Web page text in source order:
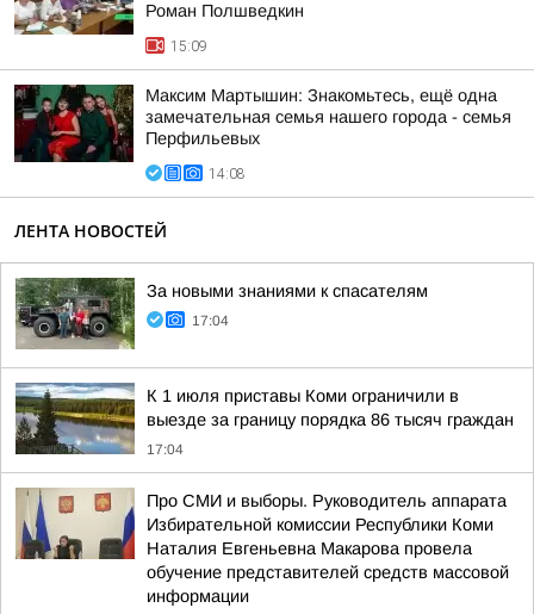
Роман Полшведкин
15:09
Максим Мартышин: Знакомьтесь, ещё одна
замечательная семья нашего города - семья
Перфильевых
14:08
ЛЕНТА НОВОСТЕЙ
За новыми знаниями к спасателям
17:04
К 1 июля приставы Коми ограничили в
выезде за границу порядка 86 тысяч граждан
17:04
Про СМИ и выборы. Руководитель аппарата
Избирательной комиссии Республики Коми
Наталия Евгеньевна Макарова провела
обучение представителей средств массовой
информации